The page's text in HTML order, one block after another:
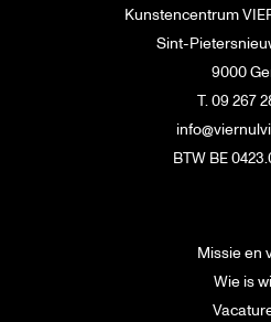
Kunstencentrum
Sint-
9000
T. 09 267
BTW BE
Missie en
Wie is